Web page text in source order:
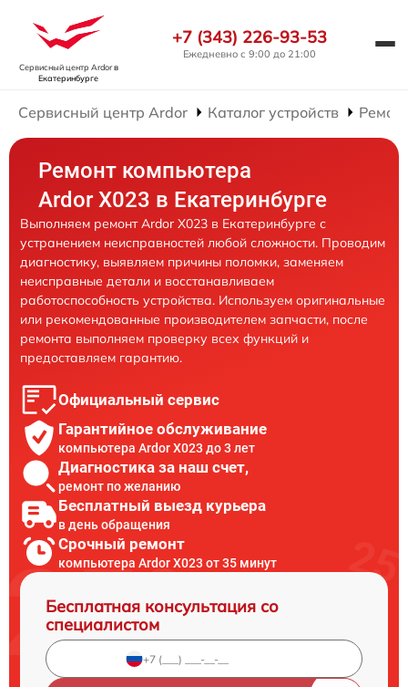
Сервисный центр Ardorв
Екатеринбурге
+7 (343) 226-93-53
Ежедневно с 9:00 до 21:00
Сервисный центр Ardor Каталог устройств
Ремонт компьютера
Ardor X023 в Екатеринбурге
Выполняем ремонт Ardor X023 в Екатеринбурге с
устранением неисправностей любой сложности. Проводим
диагностику, выявляем причины поломки, заменяем
неисправные детали и восстанавливаем
работоспособность устройства. Используем оригинальные
или рекомендованные производителем запчасти, после
ремонта выполняем проверку всех функций и
предоставляем гарантию.
Официальный сервис
Гарантийное обслуживание
компьютера Ardor X023 до 3 лет
Диагностика за наш счет,
ремонт по желанию
Бесплатный выезд курьера
в день обращения
Срочный ремонт
компьютера Ardor X023 от 35 минут
Бесплатная консультация со
специалистом